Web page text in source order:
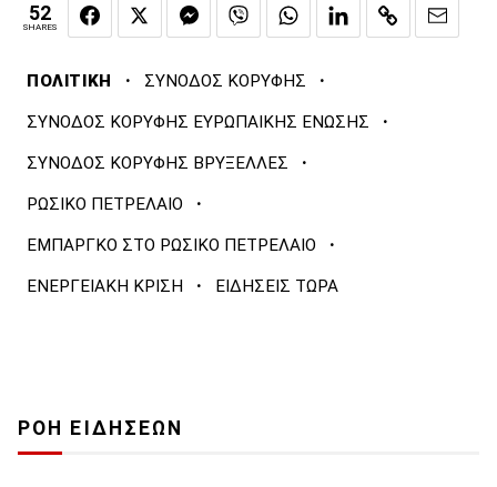
52
SHARES
ΠΟΛΙΤΙΚΗ · ΣΥΝΟΔΟΣ ΚΟΡΥΦΗΣ ·
ΣΥΝΟΔΟΣ ΚΟΡΥΦΗΣ ΕΥΡΩΠΑΙΚΗΣ ΕΝΩΣΗΣ ·
ΣΥΝΟΔΟΣ ΚΟΡΥΦΗΣ ΒΡΥΞΕΛΛΕΣ ·
ΡΩΣΙΚΟ ΠΕΤΡΕΛΑΙΟ ·
ΕΜΠΑΡΓΚΟ ΣΤΟ ΡΩΣΙΚΟ ΠΕΤΡΕΛΑΙΟ ·
ΕΝΕΡΓΕΙΑΚΗ ΚΡΙΣΗ · ΕΙΔΗΣΕΙΣ ΤΩΡΑ
ΡΟΗ ΕΙΔΗΣΕΩΝ